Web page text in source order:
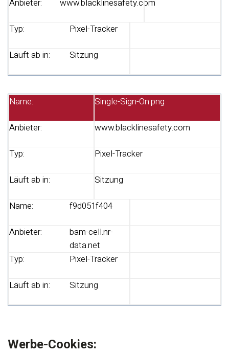
Anbieter: www.blacklinesafety.com
Typ: Pixel-Tracker
Läuft ab in: Sitzung
Name: Single-Sign-On.png
Anbieter: www.blacklinesafety.com
Typ: Pixel-Tracker
Läuft ab in: Sitzung
Name: f9d051f404
Anbieter:
bam-cell.nr-
data.net
Typ:
Pixel-Tracker
Läuft ab in: Sitzung
Werbe-Cookies: